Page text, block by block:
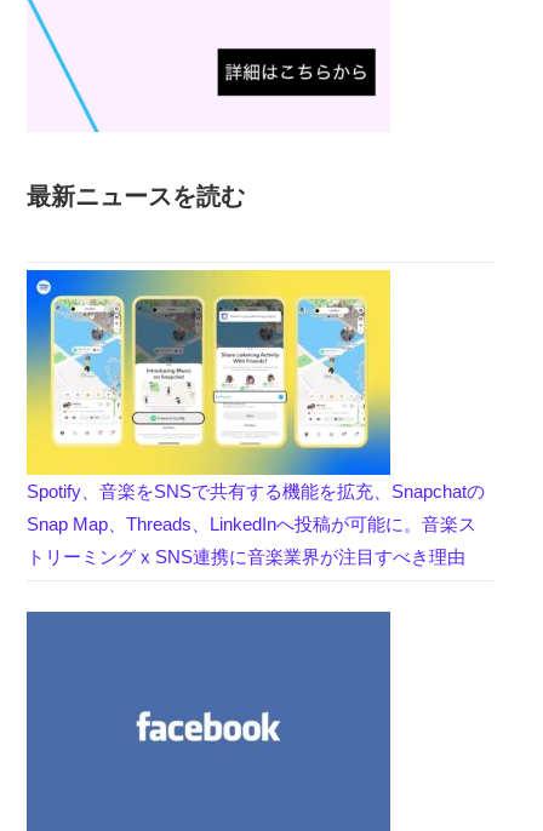
最新ニュースを読む
Spotify、音楽をSNSで共有する機能を拡充、Snapchatの
Snap Map、Threads、LinkedInへ投稿が可能に。音楽ス
トリーミング x SNS連携に音楽業界が注目すべき理由